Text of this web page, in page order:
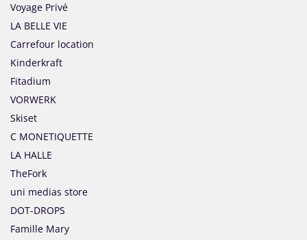
Voyage Privé
LA BELLE VIE
Carrefour location
Kinderkraft
Fitadium
VORWERK
Skiset
C MONETIQUETTE
LA HALLE
TheFork
uni medias store
DOT-DROPS
Famille Mary